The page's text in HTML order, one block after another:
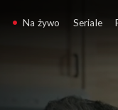
Na żywo Seriale